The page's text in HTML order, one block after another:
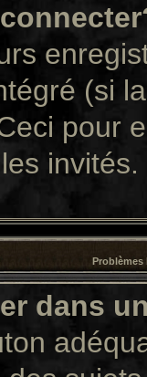
(si
pour
invités.
Problèmes
dans